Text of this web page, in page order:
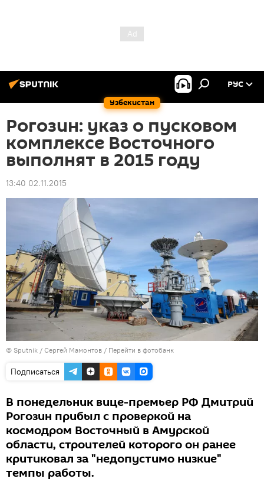
Узбекистан
РУС
Рогозин: указ о пусковом
комплексе Восточного
выполнят в 2015 году
13:40 02.11.2015
© Sputnik / Сергей Мамонтов / Перейти в фотобанк
Подписаться
В понедельник вице-премьер РФ Дмитрий
Рогозин прибыл с проверкой на
космодром Восточный в Амурской
области, строителей которого он ранее
критиковал за "недопустимо низкие"
темпы работы.